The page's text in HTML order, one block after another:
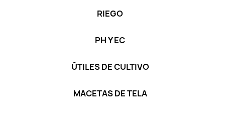
RIEGO
PH Y EC
ÚTILES DE CULTIVO
MACETAS DE TELA